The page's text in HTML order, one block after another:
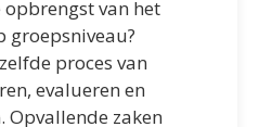
van het
proces van
evalueren en
zaken